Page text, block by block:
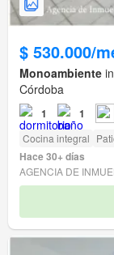
$ 530.000/
Monoambiente
Córdoba
1 1
Cocina integral
Hace 30+ días
AGENCIA DE